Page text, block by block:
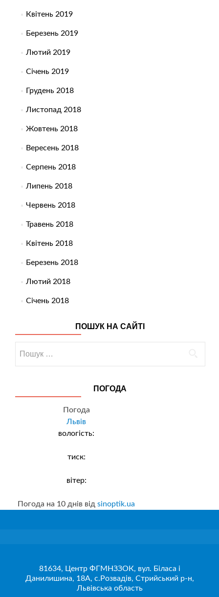
Квітень 2019
Березень 2019
Лютий 2019
Січень 2019
Грудень 2018
Листопад 2018
Жовтень 2018
Вересень 2018
Серпень 2018
Липень 2018
Червень 2018
Травень 2018
Квітень 2018
Березень 2018
Лютий 2018
Січень 2018
ПОШУК НА САЙТІ
ПОГОДА
Погода
Львів
вологість:
тиск:
вітер:
Погода на 10 днів від sinoptik.ua
81634, Центр ФГМНЗЗОК, вул. Біласа і
Данилишина, 18А, с.Розвадів, Стрийський р-н,
Львівська область